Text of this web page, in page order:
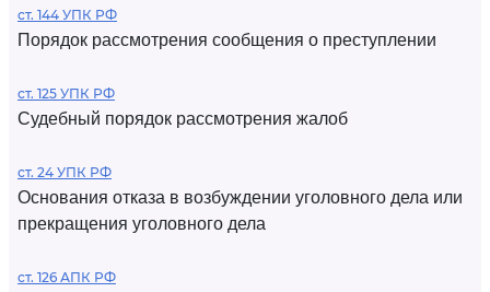
ст. 144 УПК РФ
Порядок рассмотрения сообщения о преступлении
ст. 125 УПК РФ
Судебный порядок рассмотрения жалоб
ст. 24 УПК РФ
Основания отказа в возбуждении уголовного дела или
прекращения уголовного дела
ст. 126 АПК РФ